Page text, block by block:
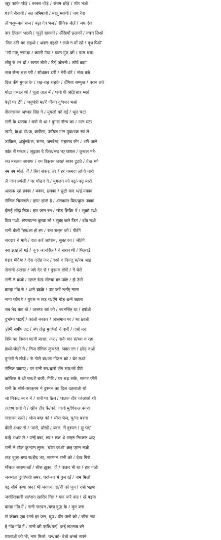
खुर पटकें घोड़े / बरबस दौड़े / संयम छोड़े / शोर भओ
गरजे सैनानी / बल अभिमानी / मातु भवानी / जय रेवा
लें धनुष-बाण सज / बड़ा देव भज / सैनिक बोलें / जय देवा
कर तिलक भालपै / चूड़ी खनकीं / अँखियाँ छलकीं / वचन लिओ
'सिर अरि का लइओ / अपना दइओ / लजे न माँ खों / दूध पिओ'
''सौं मातु नरमदा / काली मैया / यवन मुंड की / माल चढ़ा
लोहू सें भर दौं / खप्पर तोरो / पिएँ जोगनी / शौर्य बढ़ा''
सज सैन्य चल परी / शोधकर घरी / भेरी-घंटे / संख बजे
दिल कँपे मुगल के / धड़-धड़ धड़के / टँगिया सम्मुख / प्रान तजे
गोटा जमाल थो / घुला ताल में / पानी पी अति/सार भओ
पेड़ों पर टँगे / धनुर्धारी मा/रें जीवन दु/श्वार भओ
वीरनरायन अ/धार सिंह ने / मुगलों को दई / धूल चटा
रानी के घातक / वारों से था / मुग़ल सैन्य का / मान घटा
रूमी, कैथा भो/ज, बखीला, पं/डित मान मुबा/रक खां लें
डाकित, अर्जुनबै/स, शम्स, जगदे/व, महारख सँग / अरि-जानें
पर्वत सें पत्थर / लुढ़का दै कित/नउ भए घायल / कुचल मरे-
नत मस्तक आसफ / रन विक्रम लख/ सपन टूटते / देख भगे
बम बम भोले, जै / सिव संकर, हर / हर नरमदा ल/गो नारो
लै जान हथेली / पर गोंडन ने / मुगलन को बढ़/-चढ़ मारो
आसफ खां हक्का / बक्का, छक्का / छूटो याद भ/ई मक्का
सैनिक चिल्लाते / हाय! हाय! है / अंतकाल बिल/कुल पक्का
होगई साँझ निज / हार जान रन / छोड़ शिविर में / लुको रओ
छिप गओ: तोपखा/ना बुलवा लौ / सुबह चले फिर / दाँव नओ
रानी बोलीं "हम/ला हो हम / रात शत्रु को / पीटेंगे
सरदार नें माने / रात करें आ/राम, सुबह रन / जीतेंगे
बस इतई हो गई / चूक बदनसिंह / ने सराब थी / पिलवाई
गद्दार भेदिया / देस द्रोह कर / रओ न किन्तु स/रम आई
सेनानी अलसा / जगे देर सें / दुश्मन तोपों / नें घेरो
रानी ने बाजी / उलट देख सो/चा बन-पर्वत / हो डेरो
बारहा गाँव सें / आगे बढ़कें / पार करें न/र्रइ नाला
नागा पर्वत पे / मुग़ल न लड़ पा/एँगे गोंड़ ब/नें ज्वाला
सब भेद बता खें / आसफ खां को / बदनसिंह था / हर्षाओ
दुर्भाग्य घटाएँ / काली बनकर / आसमान पर / था छाओ
डोभी समीप तट / बंध तोड़ मुग/लों ने पानी / दओ बहा
विधि का विधान पा/नी बरसा, कर / सकें पार सं/भव न रहा
हाथी-घोड़ों ने / निज सैनिक कुच/ले, घबरा रन / छोड़ दओ
मुगलों ने तोपों / से गोले बर/सा गोंडन को / घेर लओ
सैनिक घबराए / पर रानी सर/दारों सँग लड़/खें पीछे
कोसिस में थीं पल/टें बाजी, गिरि / पर चढ़ सकें, स/मर जीतें
रानी के सौर्य-पराक्रम ने दुश्मन का दिल दहलाओ थो
जा निकट बदन ने / रानी पर छिप / घातक तीर च/लाओ थो
तत्क्षण रानी ने / खींच तीर फें/को, जानो मु/श्किल बचना
नारायण रूमी / भोज बच्छ को / चौरा भेज, चु/ना मरना
बोलीं अधार सें / 'मारो, मोखों / बदन, नें दुश्मन / छू पाए'
चाहें अधार लें / उन्हें बचा, तब / तक थे सत्रु नि/कट आए
रानी ने भोंक कृ/पाण तुरत: 'चौरा जाओ' कह प्रान तजो
लड़ दूल्हा-बग्घ स/हीद भए, सर/मन रानी को / देख गिरो
भौंचक आसफखाँ / सीस झुका, जै / पाकर भी था / हार गओ
जनमाता दुर्गा/वती अमर, घर/-घर में पुज रईं / नाम मिलो
पढ़ सौर्य कथा अब / भी जनगन, रा/नी को पूज / रओ भइया
जनहितकारी सा/सन खातिर नित / याद करै कह / खें मइया
बारहा गाँव में / रानी सरमन /बग्घ दूल्ह के / कूर बना
लै कंकर एक र/खे हर जन, चुप / वीर जनों को / सीस नवा
हैं गाँव-गाँव में / रानी की प्रति/माएँ, कई ता/लाब बने
शालाओं को भी, नाम मिलो, उन/को- देखें ब/च्चे सपने